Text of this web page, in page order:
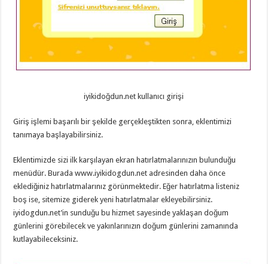
iyikidoğdun.net kullanıcı girişi
Giriş işlemi başarılı bir şekilde gerçekleştikten sonra, eklentimizi
tanımaya başlayabilirsiniz.
Eklentimizde sizi ilk karşılayan ekran hatırlatmalarınızın bulunduğu
menüdür. Burada www.iyikidogdun.net adresinden daha önce
eklediğiniz hatırlatmalarınız görünmektedir. Eğer hatırlatma listeniz
boş ise, sitemize giderek yeni hatırlatmalar ekleyebilirsiniz.
iyidogdun.net’in sunduğu bu hizmet sayesinde yaklaşan doğum
günlerini görebilecek ve yakınlarınızın doğum günlerini zamanında
kutlayabileceksiniz.